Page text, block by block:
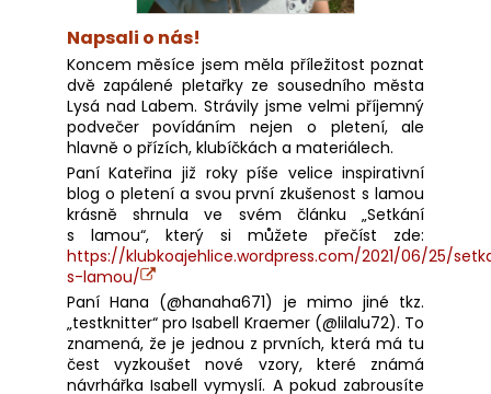
Napsali o nás!
Koncem měsíce jsem měla příležitost poznat
dvě zapálené pletařky ze sousedního města
Lysá nad Labem. Strávily jsme velmi příjemný
podvečer povídáním nejen o pletení, ale
hlavně o přízích, klubíčkách a materiálech.
Paní Kateřina již roky píše velice inspirativní
blog o pletení a svou první zkušenost s lamou
krásně shrnula ve svém článku „Setkání
s lamou“, který si můžete přečíst zde:
https://klubkoajehlice.wordpress.com/2021/06/25/
s-lamou/
Paní Hana (@hanaha671) je mimo jiné tkz.
„testknitter“ pro Isabell Kraemer (@lilalu72). To
znamená, že je jednou z prvních, která má tu
čest vyzkoušet nové vzory, které známá
návrhářka Isabell vymyslí. A pokud zabrousíte